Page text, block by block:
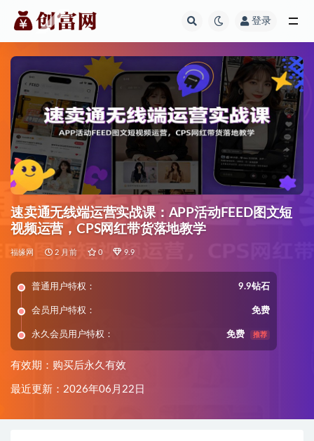
登录
速卖通无线端运营实战课：APP活动FEED图文短
视频运营，CPS网红带货落地教学
福缘网 2 月前 0 9.9
普通用户特权： 9.9钻石
会员用户特权： 免费
永久会员用户特权： 免费 推荐
有效期：购买后永久有效
最近更新：2026年06月22日